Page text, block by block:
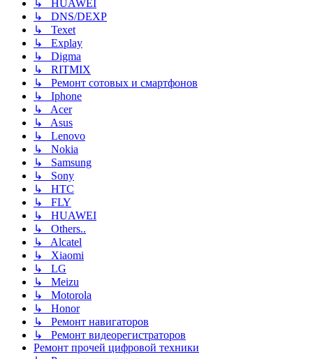
↳ HUAWEI
↳ DNS/DEXP
↳ Texet
↳ Explay
↳ Digma
↳ RITMIX
↳ Ремонт сотовых и смартфонов
↳ Iphone
↳ Acer
↳ Asus
↳ Lenovo
↳ Nokia
↳ Samsung
↳ Sony
↳ HTC
↳ FLY
↳ HUAWEI
↳ Others..
↳ Alcatel
↳ Xiaomi
↳ LG
↳ Meizu
↳ Motorola
↳ Honor
↳ Ремонт навигаторов
↳ Ремонт видеорегистраторов
Ремонт прочей цифровой техники